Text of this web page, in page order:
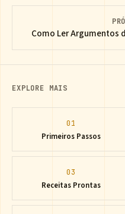
Como Ler Argumentos
EXPLORE MAIS
01
Primeiros Passos
03
Receitas Prontas